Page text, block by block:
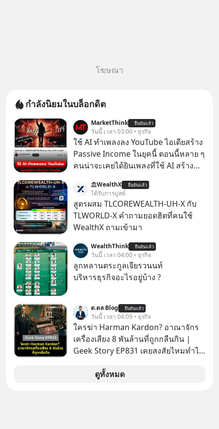
โฆษณา
กำลังนิยมในบล็อกดิต
MarketThink ยืนยันแล้ว
วันนี้ เวลา 03:00 • ธุรกิจ
ใช้ AI ทำเพลงลง YouTube ไอเดียสร้าง
Passive Income ในยุคนี้ ตอนนี้หลาย ๆ
คนน่าจะเคยได้ยินเพลงที่ใช้ AI สร้าง
รู้ตัวเรา” จากช่องชื่อว่า UNHEARD
MUSIC ที่ตอนนี้มียอดรับชมกว่า 26
ล้านครั้งแล้ว
WealthX ยืนยันแล้ว
ได้รับการบูสต์
สูตรผสม TLCOREWEALTH-UH-X กับ
TLWORLD-X คำถามยอดฮิตที่คนใช้
WealthX ถามเข้ามา
WealthThink ยืนยันแล้ว
วันนี้ เวลา 04:00 • ธุรกิจ
ลูกหลานตระกูลเจียรวนนท์
บริหารธุรกิจอะไรอยู่บ้าง ?
ด.ดล Blog ยืนยันแล้ว
วันนี้ เวลา 04:09 • ธุรกิจ
ใครฆ่า Harman Kardon? อาณาจักร
เครื่องเสียง 8 พันล้านที่ถูกกลืนกิน |
Geek Story EP831 เคยสงสัยไหมทำไม
กล่องมือถือ? หรือลำโพง JBL ถึงวางขาย
ดูทั้งหมด